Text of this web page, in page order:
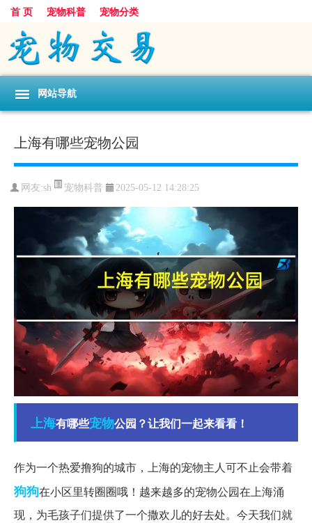
首 页 宠物科普 宠物分类
网站导航
上海有哪些宠物公园
网友:sh 宠物科普 2025-05-12 14:28:25
上海有哪些宠物公园？让我们一起来看看！
作为一个热爱撸狗的城市，上海的宠物主人可不止会带着
狗狗在小区里转圈圈哦！越来越多的宠物公园在上海涌
现，为毛孩子们提供了一个撒欢儿的好去处。今天我们就